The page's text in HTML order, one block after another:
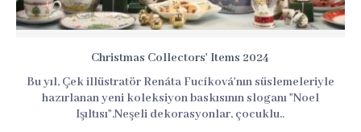
Christmas Collectors' Items 2024
Bu yıl, Çek illüstratör Renáta Fucíková'nın süslemeleriyle
hazırlanan yeni koleksiyon baskısının sloganı "Noel
Işıltısı".Neşeli dekorasyonlar, çocuklu..